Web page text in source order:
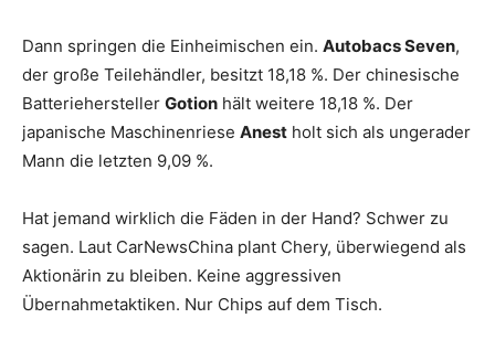
Dann springen die Einheimischen ein. Autobacs Seven,
der große Teilehändler, besitzt 18,18 %. Der chinesische
Batteriehersteller Gotion hält weitere 18,18 %. Der
japanische Maschinenriese Anest holt sich als ungerader
Mann die letzten 9,09 %.
Hat jemand wirklich die Fäden in der Hand? Schwer zu
sagen. Laut CarNewsChina plant Chery, überwiegend als
Aktionärin zu bleiben. Keine aggressiven
Übernahmetaktiken. Nur Chips auf dem Tisch.